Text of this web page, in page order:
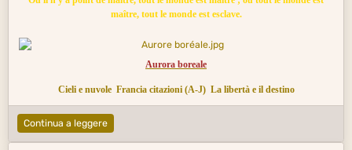
maître, tout le monde est esclave.
Aurora boreale
Cieli e nuvole Francia citazioni (A-J) La libertà e il destino
Continua a leggere